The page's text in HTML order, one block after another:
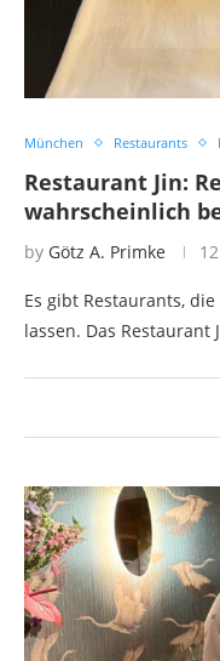
München Restaurants
Restaurant Jin:
wahrscheinlich
by Götz A. Primke
Es gibt Restaurants,
lassen. Das